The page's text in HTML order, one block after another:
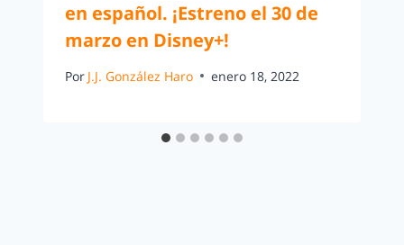
en español. ¡Estreno el 30 de
marzo en Disney+!
Por J.J. González Haro enero 18, 2022